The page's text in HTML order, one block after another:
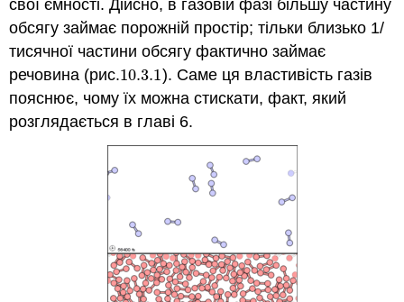
свої ємності. Дійсно, в газовій фазі більшу частину
обсягу займає порожній простір; тільки близько 1/
тисячної частини обсягу фактично займає
речовина (рис.10.3.1
10.3.1). Саме ця властивість газів
пояснює, чому їх можна стискати, факт, який
розглядається в главі 6.